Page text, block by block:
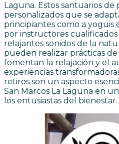
Laguna. Estos santuarios
personalizados que se
principiantes como a yoguis
por instructores
relajantes sonidos de la
pueden realizar prácticas
fomentan la relajación y el
experiencias
retiros son un aspecto
San Marcos La Laguna en
los entusiastas del bienestar.